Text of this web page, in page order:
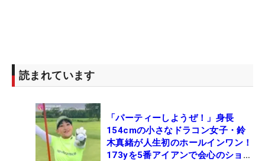
読まれています
「パーティーしようぜ！」身長
154cmの小さなドラコン女子・鈴
木真緒が人生初のホールインワン！
173yを5番アイアンで会心のショッ